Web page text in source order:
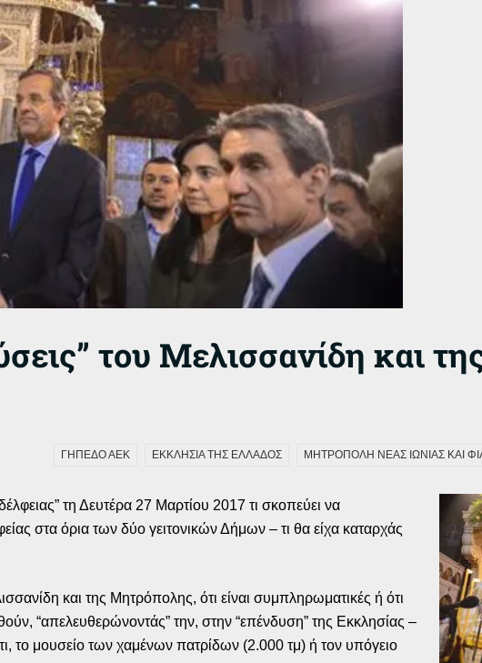
του Μελισσανίδη και
ΓΗΠΕΔΟ ΑΕΚ ΕΚΚΛΗΣΙΑ ΤΗΣ ΕΛΛΑΔΟΣ ΜΗΤΡΟΠΟΛΗ ΝΕΑΣ ΙΩΝΙΑΣ ΚΑΙ
τη Δευτέρα 27 Μαρτίου 2017 τι σκοπεύει να
στα όρια των δύο γειτονικών Δήμων – τι θα είχα καταρχάς
και της Μητρόπολης, ότι είναι συμπληρωματικές ή ότι
“απελευθερώνοντάς” την, στην “επένδυση” της Εκκλησίας –
το μουσείο των χαμένων πατρίδων (2.000 τμ) ή τον υπόγειο